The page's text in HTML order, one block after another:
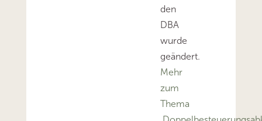
den
DBA
wurde
geändert.
Mehr
zum
Thema